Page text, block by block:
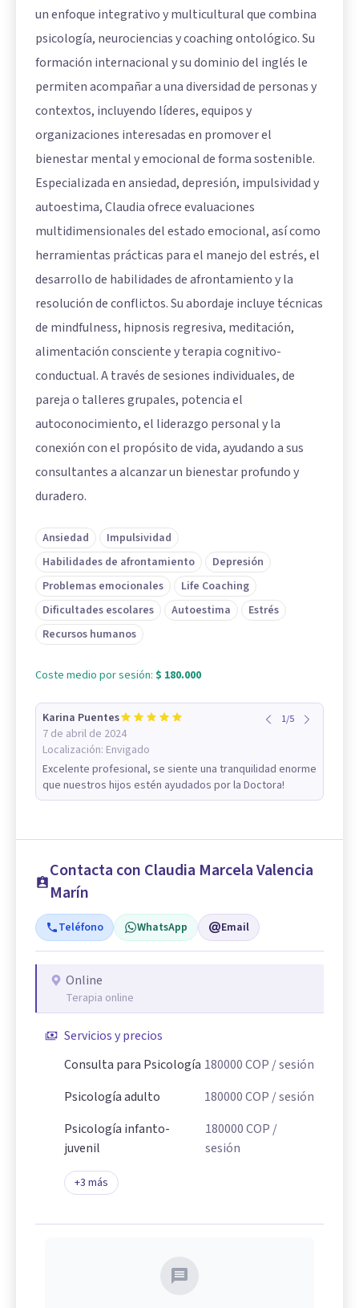
un enfoque integrativo y multicultural que combina
psicología, neurociencias y coaching ontológico. Su
formación internacional y su dominio del inglés le
permiten acompañar a una diversidad de personas y
contextos, incluyendo líderes, equipos y
organizaciones interesadas en promover el
bienestar mental y emocional de forma sostenible.
Especializada en ansiedad, depresión, impulsividad y
autoestima, Claudia ofrece evaluaciones
multidimensionales del estado emocional, así como
herramientas prácticas para el manejo del estrés, el
desarrollo de habilidades de afrontamiento y la
resolución de conflictos. Su abordaje incluye técnicas
de mindfulness, hipnosis regresiva, meditación,
alimentación consciente y terapia cognitivo-
conductual. A través de sesiones individuales, de
pareja o talleres grupales, potencia el
autoconocimiento, el liderazgo personal y la
conexión con el propósito de vida, ayudando a sus
consultantes a alcanzar un bienestar profundo y
duradero.
Ansiedad
Impulsividad
Habilidades de afrontamiento
Depresión
Problemas emocionales
Life Coaching
Dificultades escolares
Autoestima
Estrés
Recursos humanos
Coste medio por sesión: $ 180.000
Karina Puentes
7 de abril de 2024
Localización: Envigado
1/5
Excelente profesional, se siente una tranquilidad enorme
que nuestros hijos estén ayudados por la Doctora!
Contacta con Claudia Marcela Valencia
Marín
Teléfono WhatsApp Email
Online
Terapia online
Servicios y precios
Consulta para Psicología 180000COP / sesión
Psicología adulto
180000COP / sesión
Psicología infanto-
juvenil
180000COP /
sesión
+3 más